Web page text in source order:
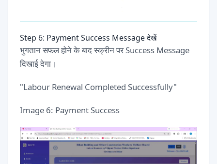
Step 6: Payment Success Message देखें
भुगतान सफल होने के बाद स्क्रीन पर Success Message
दिखाई देगा।
"Labour Renewal Completed Successfully"
Image 6: Payment Success